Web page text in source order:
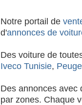
Notre portail de
d'annonces de
Des voiture de
Iveco Tunisie,
Des annonces avec
par zones. Chaque